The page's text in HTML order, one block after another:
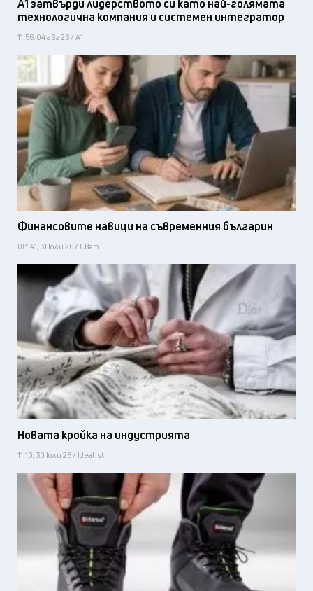
А1 затвърди лидерството си като най-голямата
технологична компания и системен интегратор
11:56, 04 авг 26 / А1
Финансовите навици на съвременния българин
08:41, 31 юли 26 / Свят
Новата кройка на индустрията
11:10, 30 юли 26 / Idealisti